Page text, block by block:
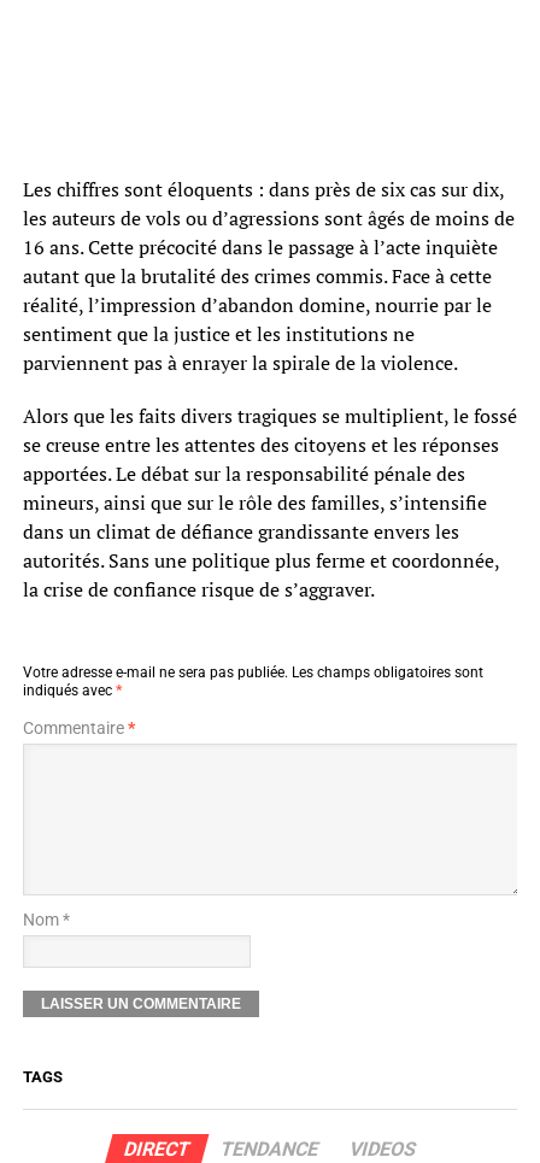
Les chiffres sont éloquents : dans près de six cas sur dix,
les auteurs de vols ou d’agressions sont âgés de moins de
16 ans. Cette précocité dans le passage à l’acte inquiète
autant que la brutalité des crimes commis. Face à cette
réalité, l’impression d’abandon domine, nourrie par le
sentiment que la justice et les institutions ne
parviennent pas à enrayer la spirale de la violence.
Alors que les faits divers tragiques se multiplient, le fossé
se creuse entre les attentes des citoyens et les réponses
apportées. Le débat sur la responsabilité pénale des
mineurs, ainsi que sur le rôle des familles, s’intensifie
dans un climat de défiance grandissante envers les
autorités. Sans une politique plus ferme et coordonnée,
la crise de confiance risque de s’aggraver.
Votre adresse e-mail ne sera pas publiée. Les champs obligatoires sont
indiqués avec *
Commentaire*
Nom *
TAGS
DIRECT TENDANCE VIDEOS